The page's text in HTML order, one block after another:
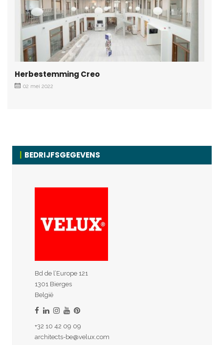
Herbestemming Creo
02 mei 2022
BEDRIJFSGEGEVENS
Bd de l’Europe 121
1301 Bierges
België
+32 10 42 09 09
architects-be@velux.com